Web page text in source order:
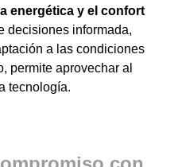
energética y el confort
decisiones informada,
a las condiciones
permite aprovechar al
tecnología.